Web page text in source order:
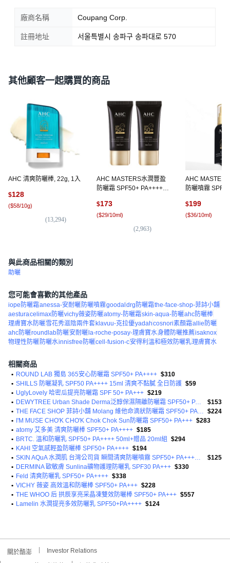
廠商名稱 Coupang Corp.
註冊地址 서울특별시 송파구 송파대로 570
其他顧客一起購買的商品
AHC 清爽防曬棒, 22g, 1入
$128
($58/10g)
(13,294)
AHC MASTERS水潤豐盈
防曬霜 SPF50+ PA++++,
$173
($29/10ml)
(2,963)
AHC
防曬噴霧
$199
($36/10ml)
與此商品相關的類別
助曬
您可能會喜歡的其他產品
iope防曬霜anessa-安耐曬 防曬噴霧goodal drg防曬霜the-face-shop-菲詩小舖
aesturacelimax防曬vichy薇姿防曬atomy-防曬霜skin-aqua-防曬ahc防曬棒
理膚寶水防曬雪花秀滋陰兩件套 klavuu-克拉優yadahcosnori素顏霜allie防曬
ahc防曬roundlab防曬安耐曬 la-roche-posay-理膚寶水身體防曬推薦isaknox
物理性防曬 防曬水innisfree防曬cell-fusion-c安得利溫和極效防曬乳理膚寶水
相關商品
• ROUND LAB 獨島 365安心防曬霜 SPF50+ PA++++ $310
• SHILLS 防曬凝乳 SPF50 PA++++ 15ml 清爽不黏膩 全日防護 $59
• UglyLovely 哈密瓜提亮防曬霜 SPF 50+ PA+++ $219
•
DEWYTREE Urban Shade Derma泛醇保濕隔離防曬霜 SPF50+ PA++++
$153
•
THE FACE SHOP 菲詩小舖 Molang 維他命滴狀防曬霜 SPF50+ PA++++ $224
•
I'M MUSE CHO'K CHO'K Chok Chok Sun防曬霜 SPF50+ PA+++ $283
• atomy 艾多美 清爽防曬棒 SPF50+ PA++++ $185
• BRTC. 溫和防曬乳 SPF50+ PA++++ 50ml+贈品 20ml組
$294
• KAHI 空氣感輕盈防曬棒 SPF50+ PA++++ $194
•
SKIN AQuA 水潤肌 台灣公司貨 瞬間清爽防曬噴霧 SPF50+ PA++++ 無香料
$125
• DERMINA 歐敏膚 Sunlina礦物護理防曬乳 SPF30 PA+++ $330
• Feld 清爽防曬乳 SPF50+ PA++++ $338
• VICHY 薇姿 高效溫和防曬棒 SPF50+ PA+++ $228
• THE WHOO 后 拱辰享亮采晶凍雙效防曬棒 SPF50+ PA+++ $557
• Lamelin 水潤提亮多效防曬乳 SPF50+PA++++ $124
關於酷澎 Investor Relations